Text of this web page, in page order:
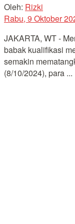
Oleh: Rizki
Rabu, 9 Oktober
JAKARTA, WT -
babak kualifikasi
semakin
(8/10/2024), para ...